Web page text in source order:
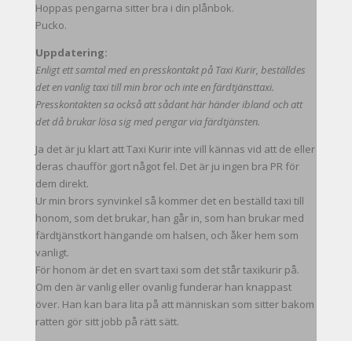
Hoppas pengarna sitter bra i din plånbok.
Pucko.
Uppdatering:
Enligt ett samtal med en presskontakt på Taxi Kurir, beställdes
det en vanlig taxi till min bror och inte en färdtjänsttaxi.
Presskontakten sa också att sådant här händer ibland och att
det då brukar lösa sig med pengar via färdtjänsten.
Ja det är ju klart att Taxi Kurir inte vill kännas vid att de eller
deras chaufför gjort något fel. Det är ju ingen bra PR för
dem direkt.
Ur min brors synvinkel så kommer det en beställd taxi till
honom, som det brukar, han går in, som han brukar med
färdtjänstkort hängande om halsen, och åker hem som
vanligt.
För honom är det en svart taxi som det står taxikurir på.
Om den är vanlig eller ovanlig funderar han knappast
över. Han kan bara lita på att människan som sitter bakom
ratten gör sitt jobb på rätt sätt.